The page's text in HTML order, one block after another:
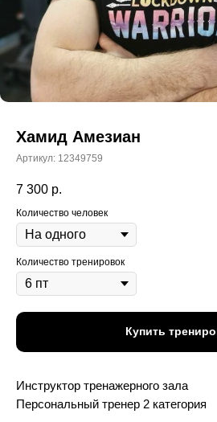
Хамид Амезиан
Артикул: 12349759
7 300 р.
Количество человек
Количество тренировок
Купить
Инструктор тренажерного зала
Персональный тренер 2 категория